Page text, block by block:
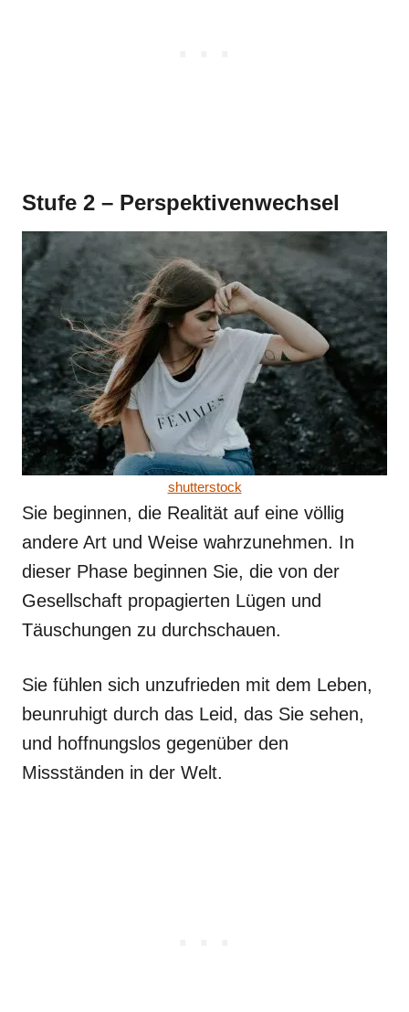
Stufe 2 – Perspektivenwechsel
shutterstock
Sie beginnen, die Realität auf eine völlig
andere Art und Weise wahrzunehmen. In
dieser Phase beginnen Sie, die von der
Gesellschaft propagierten Lügen und
Täuschungen zu durchschauen.
Sie fühlen sich unzufrieden mit dem Leben,
beunruhigt durch das Leid, das Sie sehen,
und hoffnungslos gegenüber den
Missständen in der Welt.